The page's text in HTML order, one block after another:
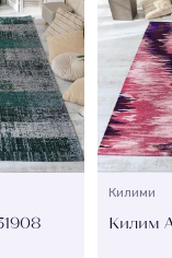
Килими
Килим